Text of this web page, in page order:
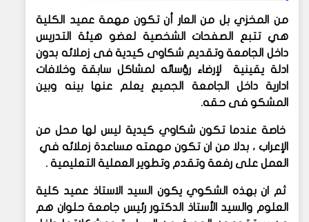
من المخزي بل من العار أن تكون مهمة عميد الكلية
هي تتبع الصفحات الشخصية لعضو هيئة التدريس
داخل الجامعة وتقديم شكاوى كيدية فى زملائه بدون
ادلة يقينية لإرضاء رؤسائه لمشاكل سابقة وخلافات
ادارية داخل الجامعة الجميع يعلم عنها بينه وبين
المشكو فى حقه.
خاصة عندما تكون شكاوي كيدية ليس لها محل من
الإعراب ، بدلا من ان تكون مهمته مساعدة زملائه في
العمل على رفعة وتقدم وتطوير العملية التعليمية .
ثم ان بهذه الشكوي يكون السيد الاستاذ عميد كلية
العلوم والسيد الأستاذ الدكتور رئيس جامعة حلوان هم